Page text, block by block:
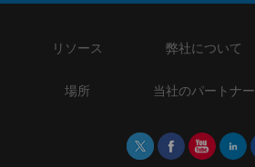
リソース 弊社について
場所 当社のパートナー